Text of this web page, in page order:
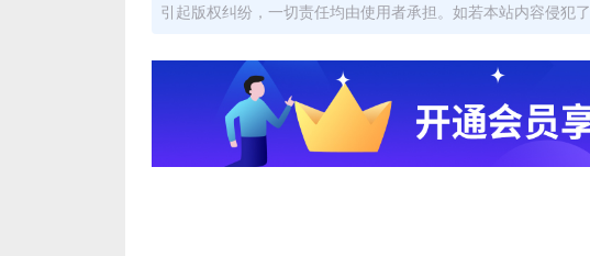
引起版权纠纷，一切责任均由使用者承担。如若本站内容侵犯